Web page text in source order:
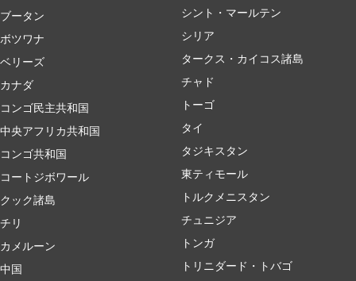
ブータン
ボツワナ
ベリーズ
カナダ
コンゴ民主共和国
中央アフリカ共和国
コンゴ共和国
コートジボワール
クック諸島
チリ
カメルーン
中国
シント・マールテン
シリア
タークス・カイコス諸島
チャド
トーゴ
タイ
タジキスタン
東ティモール
トルクメニスタン
チュニジア
トンガ
トリニダード・トバゴ